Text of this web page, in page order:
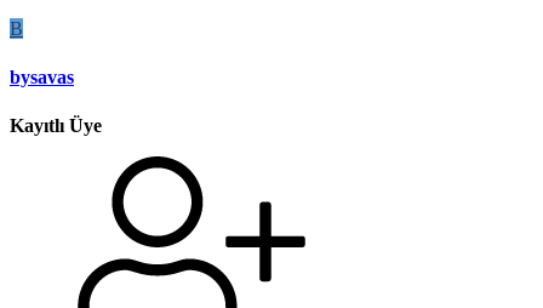
B
bysavas
Kayıtlı Üye